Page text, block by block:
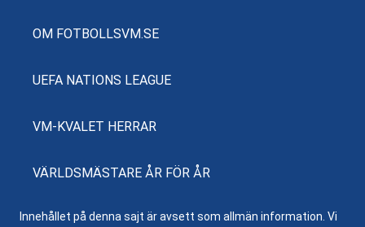
OM FOTBOLLSVM.SE
UEFA NATIONS LEAGUE
VM-KVALET HERRAR
VÄRLDSMÄSTARE ÅR FÖR ÅR
Innehållet på denna sajt är avsett som allmän information. Vi